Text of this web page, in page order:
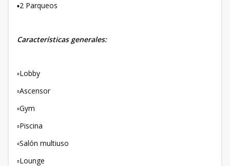
▪️2 Parqueos
Características generales:
▫️Lobby
▫️Ascensor
▫️Gym
▫️Piscina
▫️Salón multiuso
▫️Lounge